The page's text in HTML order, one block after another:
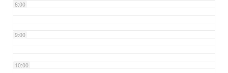
8:00
9:00
10:00